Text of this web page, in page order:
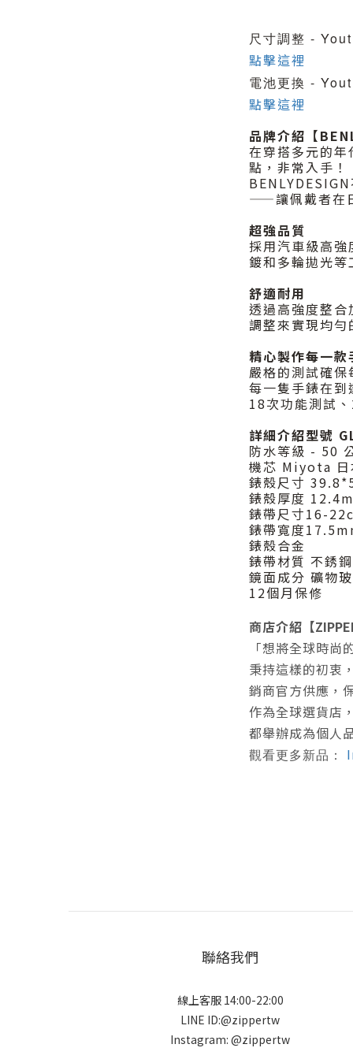
尺寸調整 -
點擊這裡
電池更換 -
點擊這裡
品牌介紹【
在穿搭多元的
點，非常入手！
——讓佩戴者在
超強品質
採用汽車級高
鍍和多輪拋光
舒適耐用
透過高強度整
調整來實現均
精心製作每一款
嚴格的測試確
每一隻手錶在
18次功能測試
詳細介紹型號
防水等級 - 50
機芯 Miyota 日
錶殼尺寸
錶殼厚度
錶帶尺寸16-
錶帶寬度
錶殼合金
錶帶材質 不銹鋼
鏡面成分 礦物
12個月保修
商店介紹 【
「想將全球時
秉持這樣的初衷
銷商官方供應，
作為全球選貨店
都舉辦成為個人
觀看更多新品：
聯絡我們
線上客服 14:00-22:00
LINE ID:@zippertw
Instagram: @zippertw